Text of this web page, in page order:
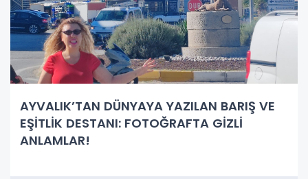
AYVALIK’TAN DÜNYAYA YAZILAN BARIŞ VE
EŞİTLİK DESTANI: FOTOĞRAFTA GİZLİ
ANLAMLAR!